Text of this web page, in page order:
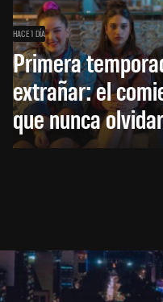
HACE 1 DÍA
Primera
extrañar: el
que nunca